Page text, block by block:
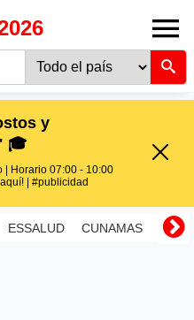
y
🎓
| Horario 07:00 - 10:00
| #publicidad
ESSALUD CUNAMAS